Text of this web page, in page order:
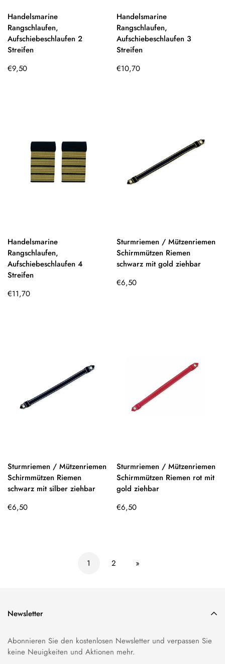
Handelsmarine
Rangschlaufen,
Aufschiebeschlaufen 2
Streifen
Regulärer
€9,50
Handelsmarine
Rangschlaufen,
Aufschiebeschlaufen 3
Streifen
Regulärer
€10,70
Handelsmarine
Rangschlaufen,
Aufschiebeschlaufen 4
Streifen
Regulärer
€11,70
Sturmriemen / Mützenriemen
Schirmmützen Riemen
schwarz mit gold ziehbar
Regulärer
€6,50
Sturmriemen / Mützenriemen
Schirmmützen Riemen
schwarz mit silber ziehbar
Regulärer
€6,50
Sturmriemen / Mützenriemen
Schirmmützen Riemen rot mit
gold ziehbar
Regulärer
€6,50
1 2 »
Newsletter
Abonnieren Sie den kostenlosen Newsletter und verpassen Sie
keine Neuigkeiten und Aktionen mehr.